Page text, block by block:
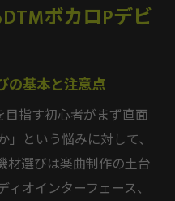
ボカロPデビ
の基本と注意点
指す初心者がまず直面
という悩みに対して、
材選びは楽曲制作の土台
オインターフェース、